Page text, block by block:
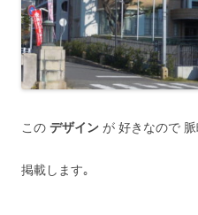
この デザイン が 好きなので
掲載します｡